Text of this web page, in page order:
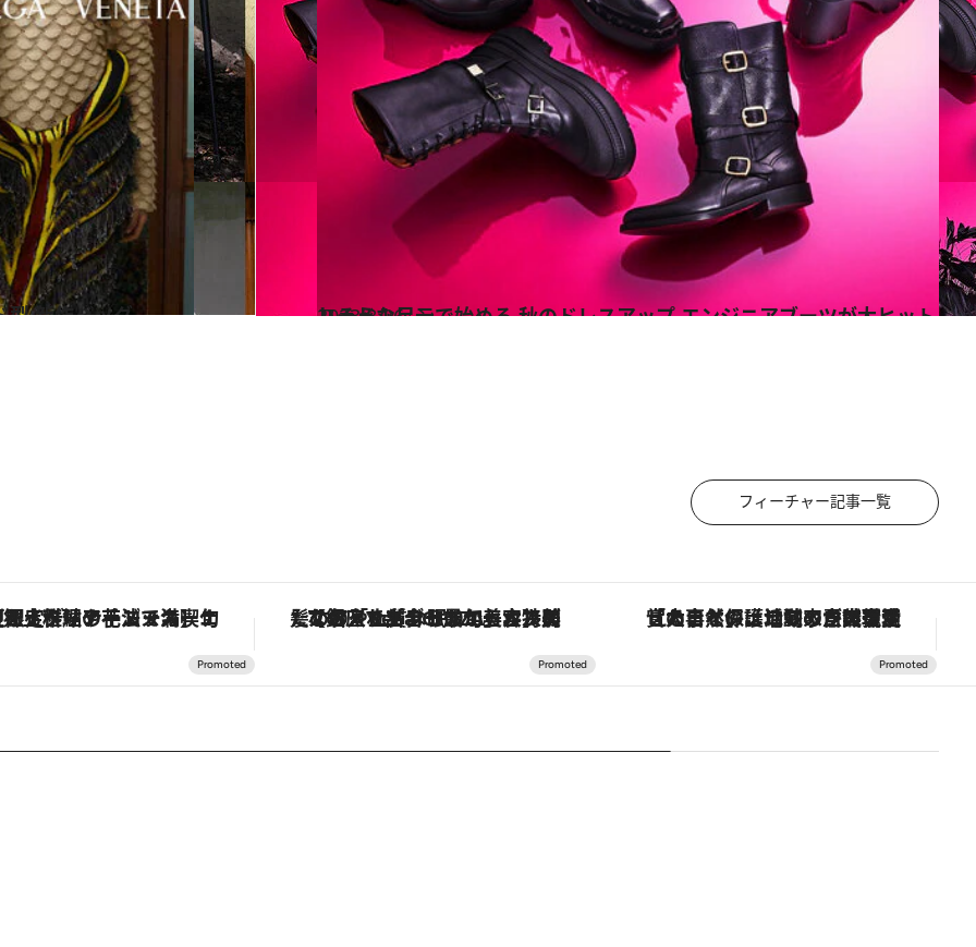
2023.8.26
ハードな足元で始める 秋のドレスアップ エンジニアブーツが大ヒットしそう！
ファッション
フィーチャー記事一覧
ィナーコース】旬を迎える稚鮎や花ズッキーニなどをイタリア・トスカーナの郷土料理の手法で満喫！ 【銀座で出合う最旬美容】美髪ケアや上質な眠り…セルフケアのアップデートから、特別な名入れギフトまで。大人のための「ReFa GINZA」クルーズ 「大事なのは地域の意識を変えること」。ロレックス賞受賞の自然保護活動家が実現させたナイジェリアの自然環境の復活